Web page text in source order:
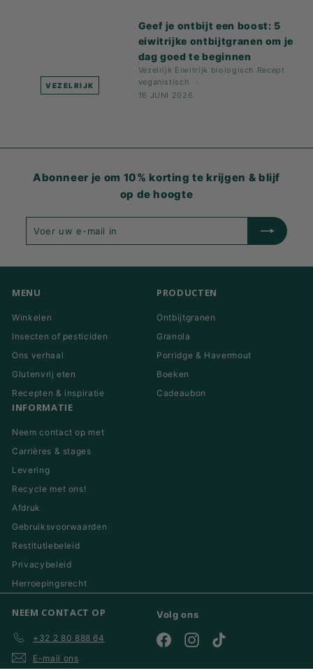
VEZELRIJK
Geef je ontbijt een boost: 5
eiwitrijke ontbijtgranen om je
dag goed te beginnen
Vezelrijk Eiwitrijk biologisch Recept
veganistisch
16 JUNI 2026
Abonneer je om 10% korting te krijgen & blijf
op de hoogte
mail
MENU
Winkelen
Insecten of pesticiden
Ons verhaal
Glutenvrij eten
Recepten & inspiratie
PRODUCTEN
Ontbijtgranen
Granola
Porridge & Havermout
Boeken
Cadeaubon
INFORMATIE
Neem contact op met
Carrières & stages
Levering
Recycle met ons!
Afdruk
Gebruiksvoorwaarden
Restitutiebeleid
Privacybeleid
Herroepingsrecht
NEEM CONTACT OP
+32 2 80 888 64
E-mail ons
Volg ons
FacebookInstagram